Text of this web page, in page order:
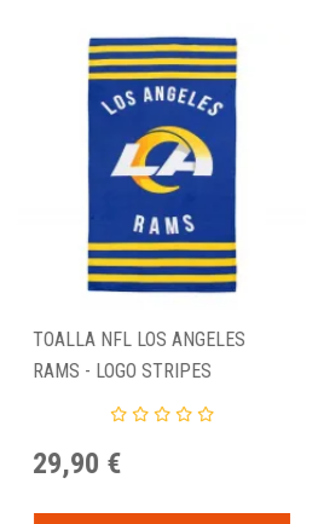
TOALLA NFL LOS ANGELES
RAMS - LOGO STRIPES
29,90 €